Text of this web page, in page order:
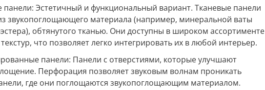
панели: Эстетичный и функциональный вариант. Тканевые панели
звукопоглощающего материала (например, минеральной ваты
обтянутого тканью. Они доступны в широком ассортименте
что позволяет легко интегрировать их в любой интерьер.
панели: Панели с отверстиями, которые улучшают
Перфорация позволяет звуковым волнам проникать
где они поглощаются звукопоглощающим материалом.